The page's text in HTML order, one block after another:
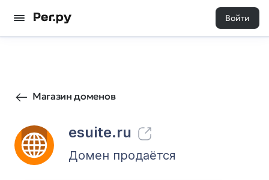
Войти
Магазин доменов
esuite.ru
49 0
Домен продаётся